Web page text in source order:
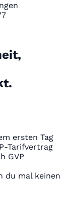
ersten Tag
Tarifvertrag
GVP
du mal keinen